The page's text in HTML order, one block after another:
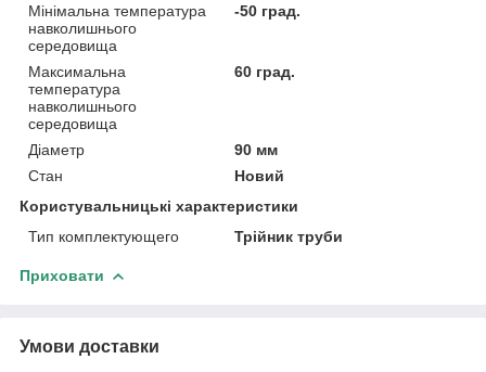
Мінімальна температура
навколишнього
середовища
-50 град.
Максимальна
температура
навколишнього
середовища
60 град.
Діаметр
90 мм
Стан
Новий
Користувальницькі характеристики
Тип комплектующего
Трійник труби
Приховати
Умови доставки